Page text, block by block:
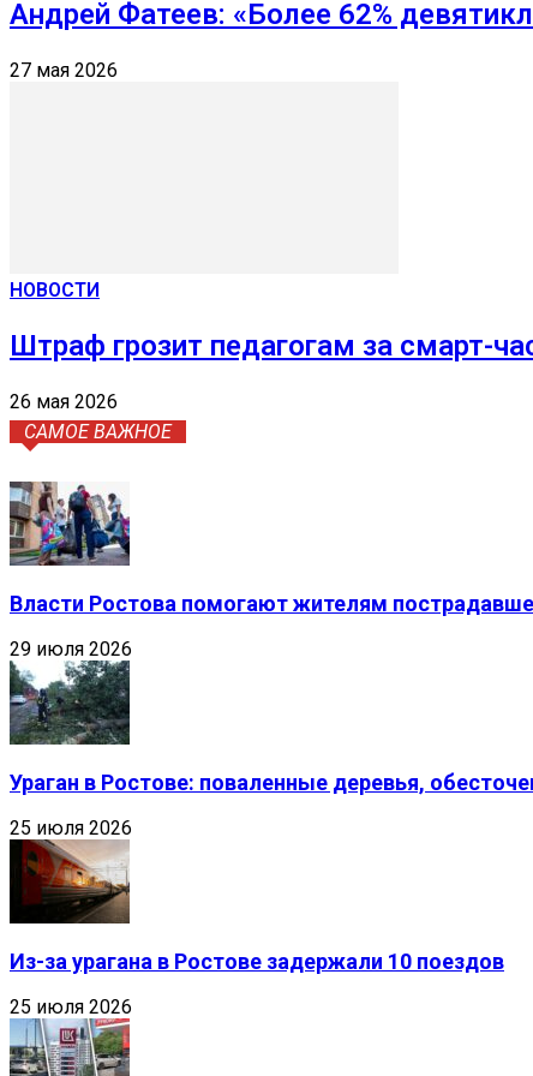
Андрей Фатеев: «Более 62%
27 мая 2026
НОВОСТИ
Штраф грозит педагогам за смарт-
26 мая 2026
САМОЕ ВАЖНОЕ
Власти Ростова помогают жителям
29 июля 2026
Ураган в Ростове: поваленные деревья,
25 июля 2026
Из-за урагана в Ростове задержали 10 поездов
25 июля 2026